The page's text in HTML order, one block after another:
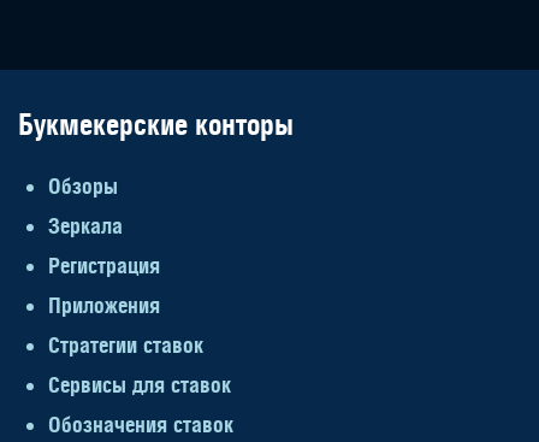
Букмекерские конторы
Обзоры
Зеркала
Регистрация
Приложения
Стратегии ставок
Сервисы для ставок
Обозначения ставок